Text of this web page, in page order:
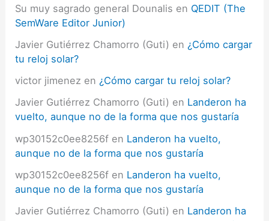
Su muy sagrado general Dounalis en QEDIT (The
SemWare Editor Junior)
Javier Gutiérrez Chamorro (Guti) en ¿Cómo cargar
tu reloj solar?
victor jimenez en ¿Cómo cargar tu reloj solar?
Javier Gutiérrez Chamorro (Guti) en Landeron ha
vuelto, aunque no de la forma que nos gustaría
wp30152c0ee8256f en Landeron ha vuelto,
aunque no de la forma que nos gustaría
wp30152c0ee8256f en Landeron ha vuelto,
aunque no de la forma que nos gustaría
Javier Gutiérrez Chamorro (Guti) en Landeron ha